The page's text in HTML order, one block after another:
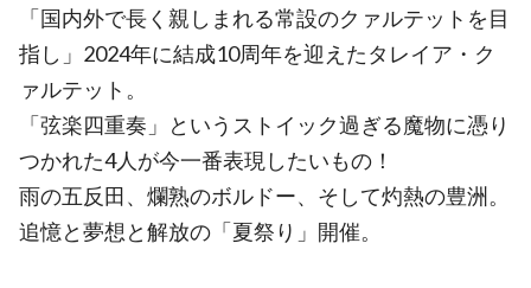
「国内外で長く親しまれる常設のクァルテットを目
指し」2024年に結成10周年を迎えたタレイア・ク
ァルテット。
「弦楽四重奏」というストイック過ぎる魔物に憑り
つかれた4人が今一番表現したいもの！
雨の五反田、爛熟のボルドー、そして灼熱の豊洲。
追憶と夢想と解放の「夏祭り」開催。